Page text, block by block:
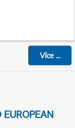
Více...
EUROPEAN